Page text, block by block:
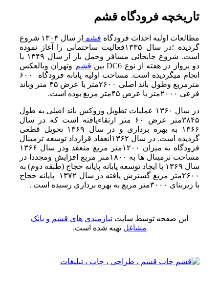
تاریخچه فرودگاه قشم
مطالعات اولیه احداث فرودگاه قشم
از سال ۱۳۰۴ شروع
گردیده ؛در سال ۱۳۳۵فعالیت ساختمانی را آغاز نموده
است. شروع جابجائی مسافر وحمل بار از سال ۱۳۴۹ با
دو پرواز در هفته از نوع DC6 بین
قشم وتهران وبالعکس
انجام میگردیده است. مساحت اولیه پایانه فرودگاه ۶۰۰
مترمربع وطول باند اصلی ۲۶۰۰متر با عرض ۴۵ متر وباند
فرعی ۲۰۰۰متر با عرض ۴۵متر مربع بوده است.
در سال ۱۳۶۰ عملیات تطویل وروکش باند اصلی به طول
۳۸۴۵متر عرض ۶۰ متر ارتقاء‌یافته است که در سال
۱۳۶۶ به بهره برداری و در سال ۱۳۶۹ تحویل قطعی
گردیده است. در سال ۱۳۶۲انعقاد قرارداد توسعه ترمینال
فرودگاه به میزان ۱۲۰۰متر مربع منعقد ودر سال ۱۳۶۶
مساحت ترمینال ها به ۱۸۰۰متر مربع افزایش ومجددا در
سال ۱۳۶۹ با ایجاد توسعه پایانه پایانه حجاج (طبقه دوم) به
۲۶۰۰متر مربع گسترش یافته در سال ۱۳۷۲ پایانه حجاج
با زیربنای ۳۰۰۰متر مربع به بهره برداری رسیده است .
این صفحه توسط سایت نیازمندی های قشم و بانک
مشاغل تهیه شده است.